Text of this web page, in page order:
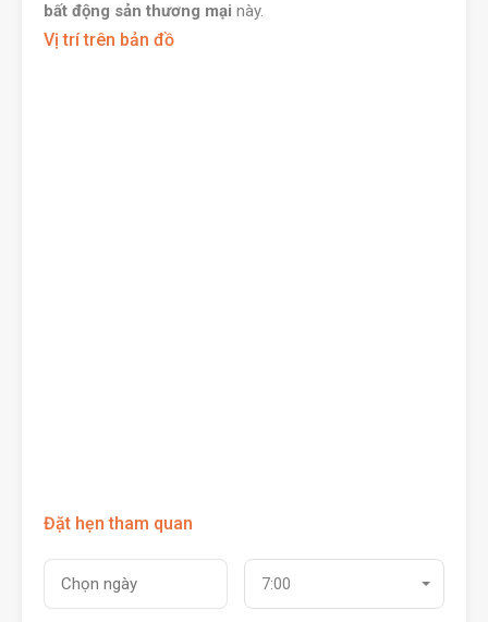
bất động sản thương mại này.
Vị trí trên bản đồ
Đặt hẹn tham quan
7:00